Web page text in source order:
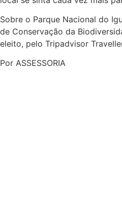
Sobre o Parque Nacional do
de Conservação da
eleito, pelo Tripadvisor
Por ASSESSORIA